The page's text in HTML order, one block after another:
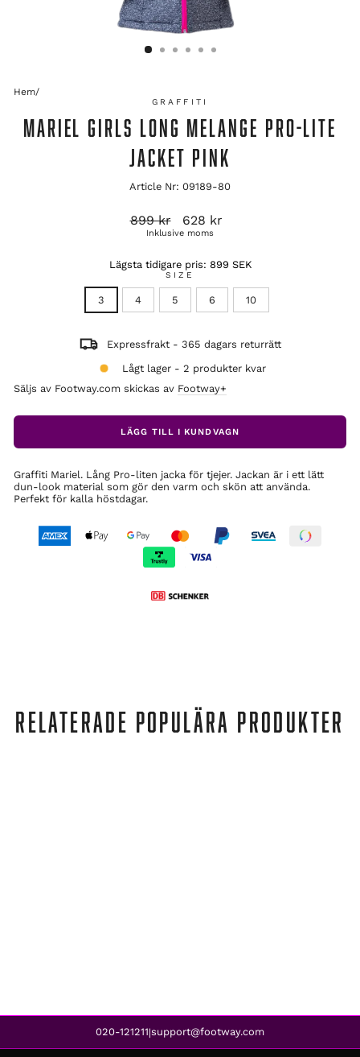
Hem/
GRAFFITI
MARIEL GIRLS LONG MELANGE PRO-LITE
JACKET PINK
Article Nr: 09189-80
Ordinarie
pris
899 kr Reapris
628 kr
Inklusive moms
Lägsta tidigare pris: 899 SEK
SIZE
3 4 5 6 10
Expressfrakt - 365 dagars returrätt
Lågt lager - 2 produkter kvar
Säljs av Footway.com skickas av Footway+
LÄGG TILL I KUNDVAGN
Graffiti Mariel. Lång Pro-liten jacka för tjejer. Jackan är i ett lätt
dun-look material som gör den varm och skön att använda.
Perfekt för kalla höstdagar.
RELATERADE POPULÄRA PRODUKTER
020-121211|support@footway.com